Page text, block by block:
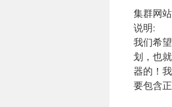
集群网
说明:
我们希
划，也
器的！
要包含